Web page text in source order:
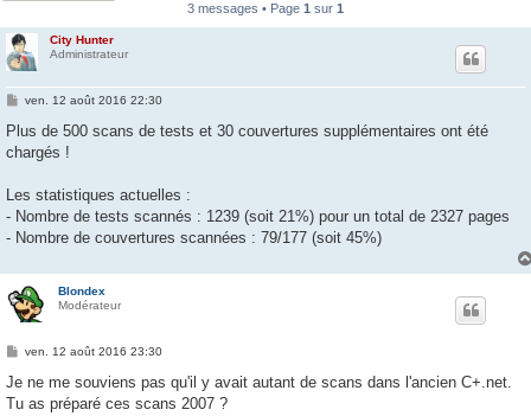
3 messages • Page 1 sur 1
City Hunter
Administrateur
M
s
a
ven. 12 août 2016 22:30
Plus de 500 scans de tests et 30 couvertures supplémentaires ont été
chargés !
Les statistiques actuelles :
- Nombre de tests scannés : 1239 (soit 21%) pour un total de 2327 pages
- Nombre de couvertures scannées : 79/177 (soit 45%)
Blondex
Modérateur
M
s
a
ven. 12 août 2016 23:30
Je ne me souviens pas qu'il y avait autant de scans dans l'ancien C+.net.
Tu as préparé ces scans 2007 ?